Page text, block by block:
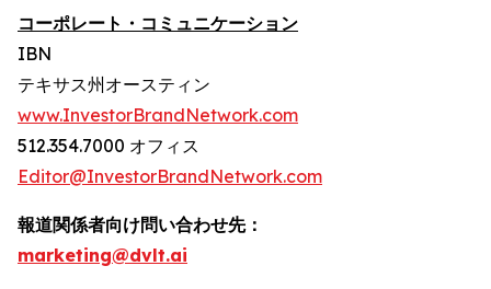
コーポレート・コミュニケーション
IBN
テキサス州オースティン
www.InvestorBrandNetwork.com
512.354.7000 オフィス
Editor@InvestorBrandNetwork.com
報道関係者向け問い合わせ先：
marketing@dvlt.ai